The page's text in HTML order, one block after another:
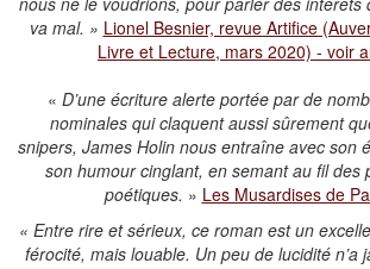
va mal. » Lionel Besnier, revue Artifice
Livre et Lecture, mars 2020) - voir
« D’une écriture alerte portée par de
nominales qui claquent aussi sûrement
snipers, James Holin nous entraîne avec son
son humour cinglant, en semant au fil des
poétiques. » Les Musardises de
« Entre rire et sérieux, ce roman est un
férocité, mais louable. Un peu de lucidité n’a